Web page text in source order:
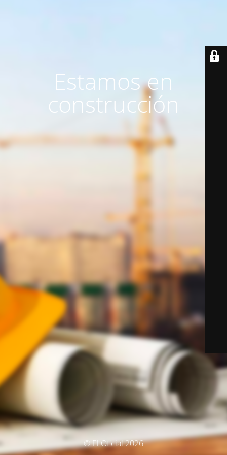
Estamos en
construcción
© El Oficial 2026